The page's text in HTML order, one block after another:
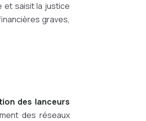
et saisit la justice
graves,
des lanceurs
des réseaux